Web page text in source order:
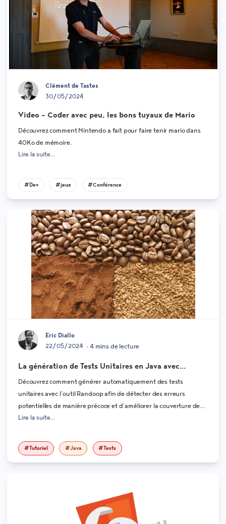
Clément de Tastes
30/05/2024
Video - Coder avec peu, les bons tuyaux de Mario
Découvrez comment Nintendo a fait pour faire tenir mario dans
40Ko de mémoire.
Lire la suite...
#Dev #jeux #Conférence
Eric Diallo
22/05/2024 • 4 mins de lecture
La génération de Tests Unitaires en Java avec
Randoop
Découvrez comment générer automatiquement des tests
unitaires avec l’outil Randoop afin de détecter des erreurs
potentielles de manière précoce et d’améliorer la couverture de
code.
Lire la suite...
#Tutoriel #Java #Tests